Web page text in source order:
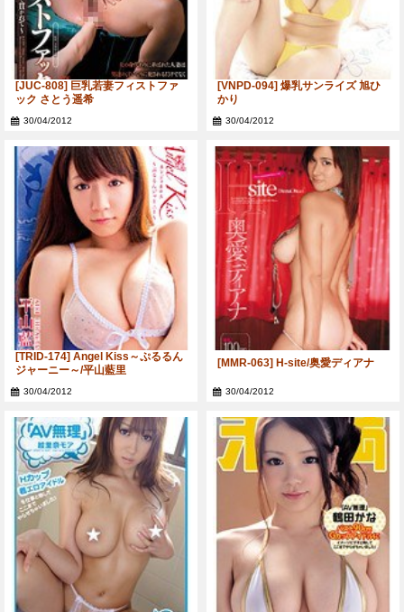
[JUC-808] 巨乳若妻フィストファ
ック さとう遥希
30/04/2012
[VNPD-094] 爆乳サンライズ 旭ひ
かり
30/04/2012
[TRID-174] Angel Kiss～ぷるるん
ジャーニー～/平山藍里
30/04/2012
[MMR-063] H-site/奥愛ディアナ
30/04/2012